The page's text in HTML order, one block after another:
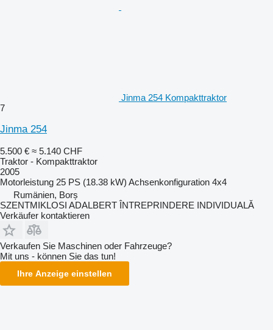
Jinma 254 Kompakttraktor
7
Jinma 254
5.500 € ≈ 5.140 CHF
Traktor - Kompakttraktor
2005
Motorleistung 25 PS (18.38 kW) Achsenkonfiguration 4x4
Rumänien, Borș
SZENTMIKLOSI ADALBERT ÎNTREPRINDERE INDIVIDUALĂ
Verkäufer kontaktieren
Verkaufen Sie Maschinen oder Fahrzeuge?
Mit uns - können Sie das tun!
Ihre Anzeige einstellen